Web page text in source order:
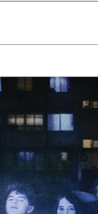
אורנה לביא-פלינט